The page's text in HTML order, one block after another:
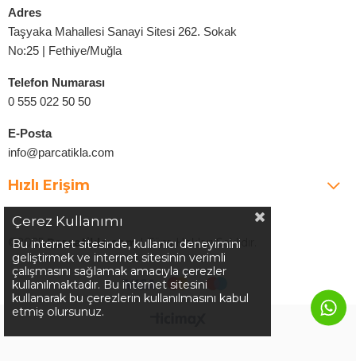
Adres
Taşyaka Mahallesi Sanayi Sitesi 262. Sokak
No:25 | Fethiye/Muğla
Telefon Numarası
0 555 022 50 50
E-Posta
info@parcatikla.com
Hızlı Erişim
©2025Parcatikla.com| Tüm Hakları Saklıdır.
Çerez Kullanımı
Bu internet sitesinde, kullanıcı deneyimini
geliştirmek ve internet sitesinin verimli
çalışmasını sağlamak amacıyla çerezler
kullanılmaktadır. Bu internet sitesini
kullanarak bu çerezlerin kullanılmasını kabul
etmiş olursunuz.